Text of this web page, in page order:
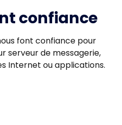
confiance
font confiance pour
serveur de messagerie,
Internet ou applications.